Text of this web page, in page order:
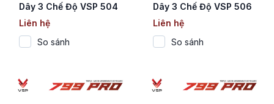
Dây 3 Chế Độ VSP 504
Green (PAW3311 /
Huano 20M / Triple
Mode)
Liên hệ
So sánh
Dây 3 Chế Độ VSP 506
Black (PAW3311 / Huano
20M / Triple Mode)
Liên hệ
So sánh